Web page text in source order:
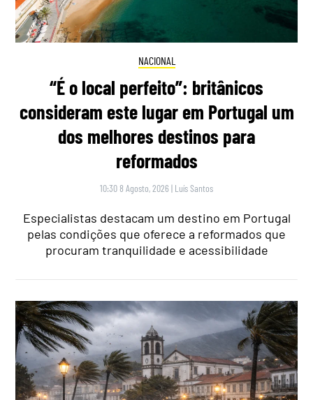
NACIONAL
“É o local perfeito”: britânicos
consideram este lugar em Portugal um
dos melhores destinos para
reformados
10:30 8 Agosto, 2026 | Luís Santos
Especialistas destacam um destino em Portugal
pelas condições que oferece a reformados que
procuram tranquilidade e acessibilidade